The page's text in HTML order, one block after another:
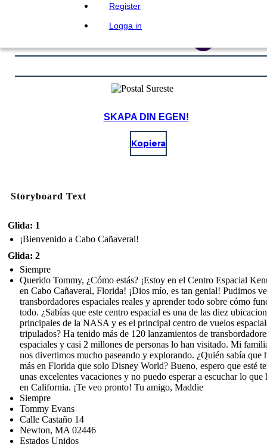
Register
Logga in
SKAPA DIN EGEN!
Kopiera
Storyboard Text
Glida: 1
¡Bienvenido a Cabo Cañaveral!
Glida: 2
Siempre
Querido Tommy, ¿Cómo estás? ¡Estoy en el Centro Espacial
en Cabo Cañaveral, Florida! ¡Dios mío, es tan genial! Pudimos
transbordadores espaciales reales y aprender todo sobre cómo
todo. ¿Sabías que este centro espacial es una de las diez
principales de la NASA y es el principal centro de vuelos
tripulados? Ha tenido más de 120 lanzamientos de
espaciales y casi 2 millones de personas lo han visitado. Mi
nos divertimos mucho paseando y explorando. ¿Quién sabía que
más en Florida que solo Disney World? Bueno, espero que esté
unas excelentes vacaciones y no puedo esperar a escuchar lo que
en California. ¡Te veo pronto! Tu amigo, Maddie
Siempre
Tommy Evans
Calle Castaño 14
Newton, MA 02446
Estados Unidos